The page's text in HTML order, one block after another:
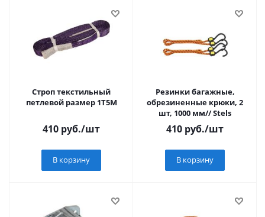
Строп текстильный
петлевой размер 1T5M
410 руб./шт
В корзину
Резинки багажные,
обрезиненные крюки, 2
шт, 1000 мм// Stels
410 руб./шт
В корзину